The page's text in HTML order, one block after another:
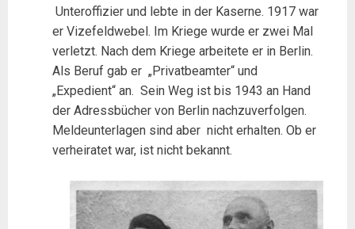
Unteroffizier und lebte in der Kaserne. 1917 war
er Vizefeldwebel. Im Kriege wurde er zwei Mal
verletzt. Nach dem Kriege arbeitete er in Berlin.
Als Beruf gab er „Privatbeamter“ und
„Expedient“ an. Sein Weg ist bis 1943 an Hand
der Adressbücher von Berlin nachzuverfolgen.
Meldeunterlagen sind aber nicht erhalten. Ob er
verheiratet war, ist nicht bekannt.